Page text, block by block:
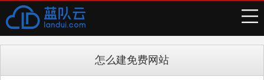
怎么建免费网站